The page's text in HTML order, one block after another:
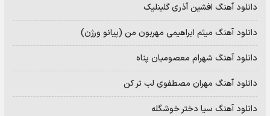
دانلود آهنگ افشین آذری گلینلیک
دانلود آهنگ میثم ابراهیمی مهربون من (پیانو ورژن)
دانلود آهنگ شهرام معصومیان پناه
دانلود آهنگ مهران مصطفوی لب تر کن
دانلود آهنگ سیا دختر خوشگله